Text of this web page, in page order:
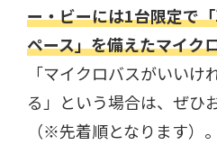
ー・ビーには1台限定で
ペース」を備えたマイク
「マイクロバスがいい
る」という場合は、ぜひ
（※先着順となります）。